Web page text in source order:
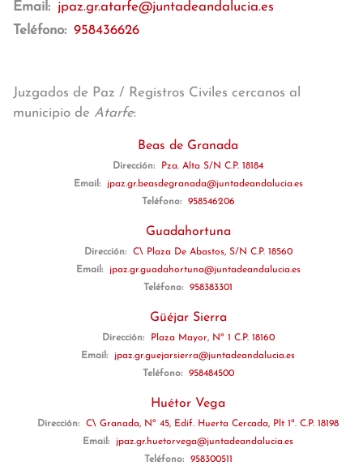
Email: jpaz.gr.atarfe@juntadeandalucia.es
Teléfono: 958436626
Juzgados de Paz / Registros Civiles cercanos al
municipio de Atarfe:
Beas de Granada
Dirección:
Pza. Alta S/N C.P. 18184
Email:
jpaz.gr.beasdegranada@juntadeandalucia.es
Teléfono:
958546206
Guadahortuna
Dirección:
C\ Plaza De Abastos, S/N C.P. 18560
Email:
jpaz.gr.guadahortuna@juntadeandalucia.es
Teléfono:
958383301
Güéjar Sierra
Dirección:
Plaza Mayor, Nº 1 C.P. 18160
Email:
jpaz.gr.guejarsierra@juntadeandalucia.es
Teléfono:
958484500
Huétor Vega
Dirección:
C\ Granada, Nº 45, Edif. Huerta Cercada, Plt 1ª. C.P. 18198
Email:
jpaz.gr.huetorvega@juntadeandalucia.es
Teléfono:
958300511